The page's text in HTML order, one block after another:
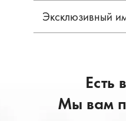
Эксклюзивный
Есть
Мы вам